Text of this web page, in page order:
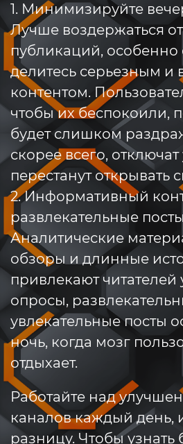
1. Минимизируйте
Лучше воздержаться
публикаций,
делитесь серьезным и
контентом.
чтобы их беспокоили,
будет слишком
скорее всего,
перестанут открывать
2. Информативный
развлекательные
Аналитические
обзоры и длинные
привлекают
опросы,
увлекательные посты
ночь, когда мозг
отдыхает.
Работайте над
каналов каждый день,
разницу. Чтобы узнать